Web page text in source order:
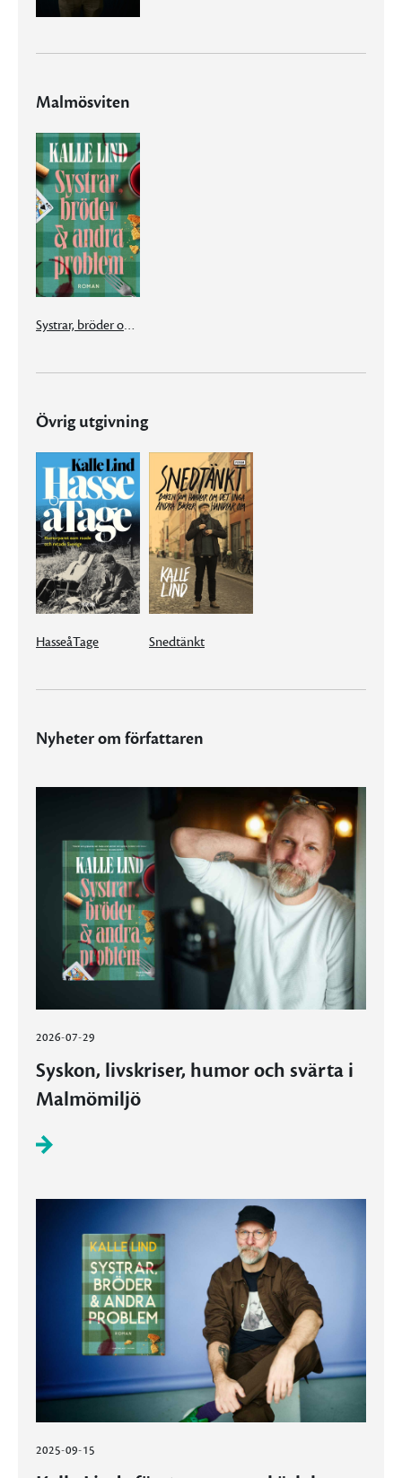
Malmösviten
Systrar, bröder och andra problem
Övrig utgivning
HasseåTage Snedtänkt
Nyheter om författaren
2026-07-29
Syskon, livskriser, humor och svärta i
Malmömiljö
2025-09-15